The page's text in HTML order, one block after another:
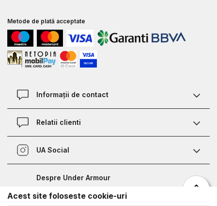
Metode de plată acceptate
Informații de contact
Contact
Defineste marimea
Nota de informare prelucrare date competitii sportive
Relatii clienti
Termeni si conditii
Certificat garantie incaltaminte
UA Social
Despre Under Armour
Despre noi
Acest site foloseste cookie-uri